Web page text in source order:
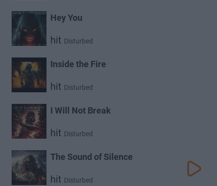
Hey You
hit Disturbed
Inside the Fire
hit Disturbed
I Will Not Break
hit Disturbed
The Sound of Silence
hit Disturbed